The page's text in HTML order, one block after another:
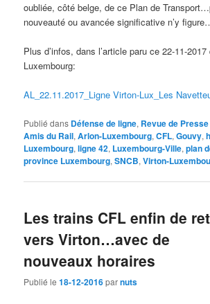
oubliée, côté belge, de ce Plan de
nouveauté ou avancée significative n’y
Plus d’infos, dans l’article paru ce 22-11-2017
Luxembourg:
AL_22.11.2017_Ligne Virton-Lux_Les
Publié dans Défense de ligne, Revue de Presse
Amis du Rail,Arlon-Luxembourg,CFL,Gouvy,
Luxembourg,ligne 42, Luxembourg-Ville,plan
province Luxembourg,SNCB,Virton-
Les trains CFL enfin de
vers Virton…avec de
nouveaux horaires
Publié le18-12-2016parnuts